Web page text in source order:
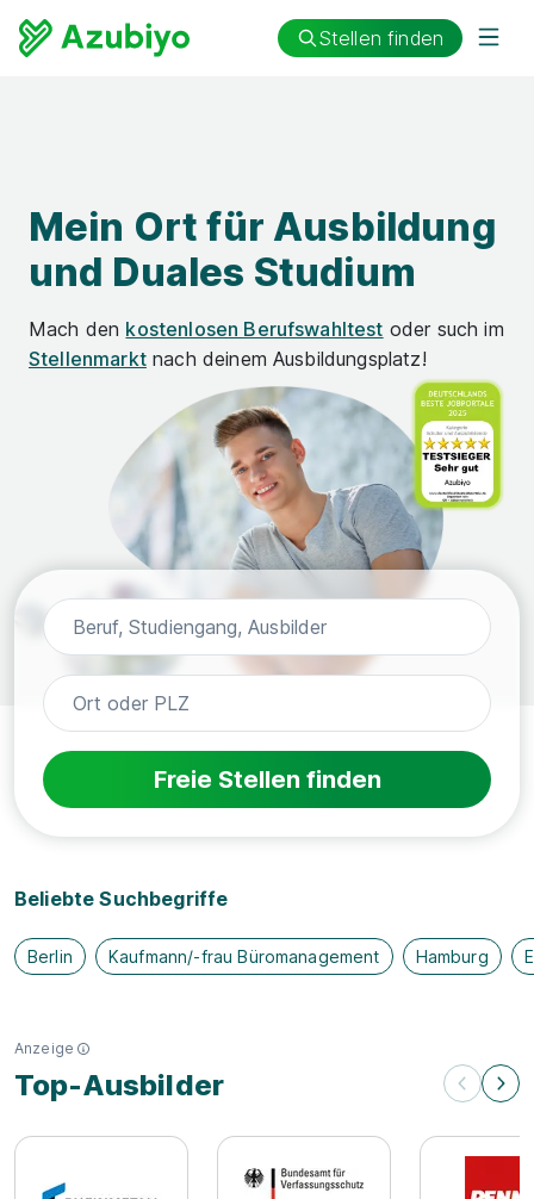
Stellen finden
Mein Ort für Ausbildung
und Duales Studium
Mach den kostenlosen Berufs­wahl­test oder such im
Stellenmarktnach deinem Ausbildungsplatz!
Freie Stellen finden
Beliebte Suchbegriffe
Berlin Kaufmann/-frau Büromanagement Hamburg
Anzeige
Top-Ausbilder
Top-Ausbilder